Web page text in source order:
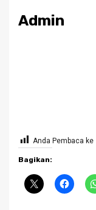
Admin
Anda Pembaca ke
Bagikan: